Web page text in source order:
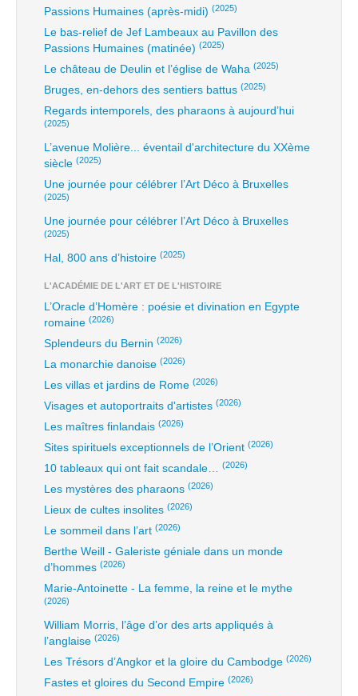
Passions Humaines (après-midi) (2025)
Le bas-relief de Jef Lambeaux au Pavillon des
Passions Humaines (matinée) (2025)
Le château de Deulin et l’église de Waha (2025)
Bruges, en-dehors des sentiers battus (2025)
Regards intemporels, des pharaons à aujourd’hui
(2025)
L’avenue Molière... éventail d'architecture du XXème
siècle (2025)
Une journée pour célébrer l’Art Déco à Bruxelles
(2025)
Une journée pour célébrer l’Art Déco à Bruxelles
(2025)
Hal, 800 ans d’histoire (2025)
L'ACADÉMIE DE L'ART ET DE L'HISTOIRE
L’Oracle d’Homère : poésie et divination en Egypte
romaine (2026)
Splendeurs du Bernin (2026)
La monarchie danoise (2026)
Les villas et jardins de Rome (2026)
Visages et autoportraits d'artistes (2026)
Les maîtres finlandais (2026)
Sites spirituels exceptionnels de l’Orient (2026)
10 tableaux qui ont fait scandale… (2026)
Les mystères des pharaons (2026)
Lieux de cultes insolites (2026)
Le sommeil dans l’art (2026)
Berthe Weill - Galeriste géniale dans un monde
d’hommes (2026)
Marie-Antoinette - La femme, la reine et le mythe
(2026)
William Morris, l’âge d’or des arts appliqués à
l’anglaise (2026)
Les Trésors d’Angkor et la gloire du Cambodge (2026)
Fastes et gloires du Second Empire (2026)